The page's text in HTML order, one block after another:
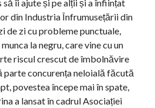
să îi ajute și pe alții și a înființat
din Industria Înfrumusețării din
de zi cu probleme punctuale,
la negru, care vine cu un
riscul crescut de îmbolnăvire
parte concurența neloială făcută
povestea începe mai în spate,
a lansat în cadrul Asociației